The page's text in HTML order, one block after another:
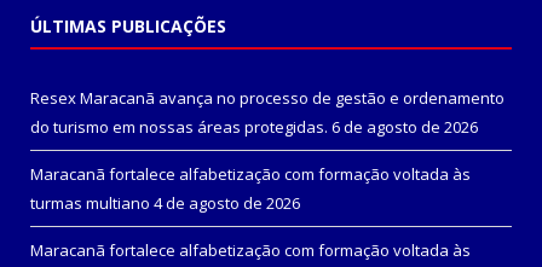
ÚLTIMAS PUBLICAÇÕES
Resex Maracanã avança no processo de gestão e ordenamento
do turismo em nossas áreas protegidas. 6 de agosto de 2026
Maracanã fortalece alfabetização com formação voltada às
turmas multiano 4 de agosto de 2026
Maracanã fortalece alfabetização com formação voltada às